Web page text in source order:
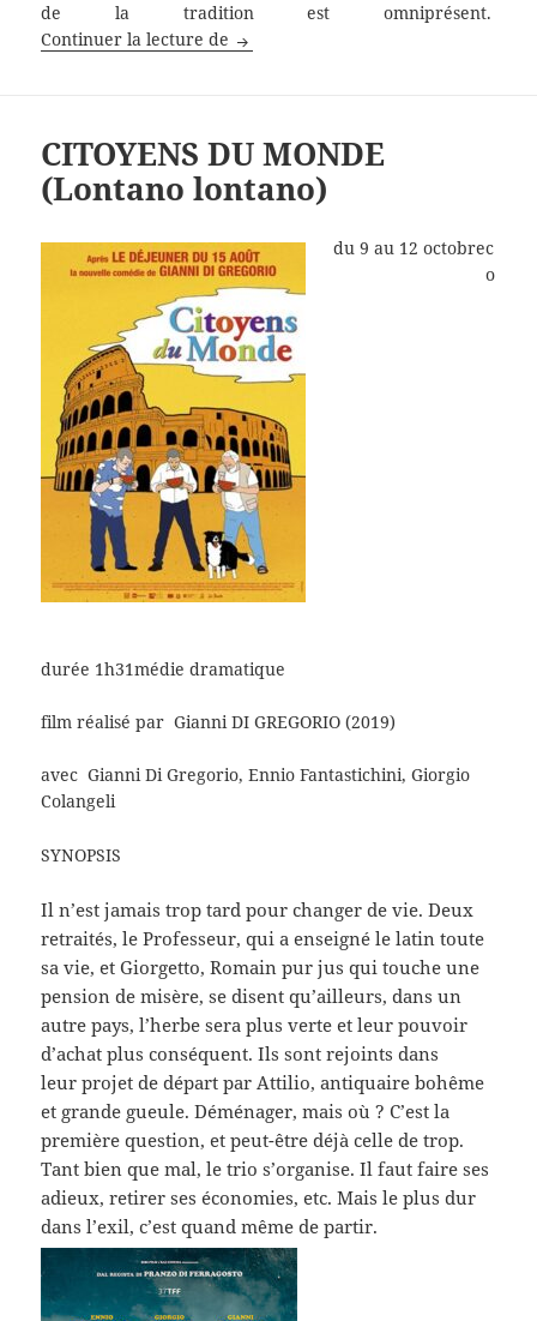
de la tradition est omniprésent.
Continuer la lecture de AMARE AMARO
CITOYENS DU MONDE
(Lontano lontano)
du 9 au 12 octobre
durée 1h31
c
o
médie dramatique
film réalisé par Gianni DI GREGORIO (2019)
avec Gianni Di Gregorio, Ennio Fantastichini, Giorgio
Colangeli
SYNOPSIS
Il n’est jamais trop tard pour changer de vie. Deux
retraités, le Professeur, qui a enseigné le latin toute
sa vie, et Giorgetto, Romain pur jus qui touche une
pension de misère, se disent qu’ailleurs, dans un
autre pays, l’herbe sera plus verte et leur pouvoir
d’achat plus conséquent. Ils sont rejoints dans
leur projet de départ par Attilio, antiquaire bohême
et grande gueule. Déménager, mais où ? C’est la
première question, et peut-être déjà celle de trop.
Tant bien que mal, le trio s’organise. Il faut faire ses
adieux, retirer ses économies, etc. Mais le plus dur
dans l’exil, c’est quand même de partir.